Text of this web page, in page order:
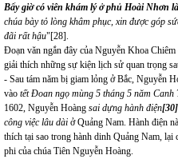
Bấy giờ có viên khám lý ở phủ Hoài Nhơn
chúa bày tỏ lòng khâm phục, xin được góp
đãi rất hậu"[28].
Đoạn văn ngắn đây của Nguyễn Khoa Chiêm
giải thích những sự kiện lịch sử quan trọng
- Sau tám năm bị giam lỏng ở Bắc, Nguyễn
vào tết Đoan ngọ mùng 5 tháng 5 năm Canh
1602, Nguyễn Hoàng sai dựng hành điện[30]
công việc lâu dài ở Quảng Nam. Hành điện
thích tại sao trong hành dinh Quảng Nam,
phi của chúa Tiên Nguyễn Hoàng.